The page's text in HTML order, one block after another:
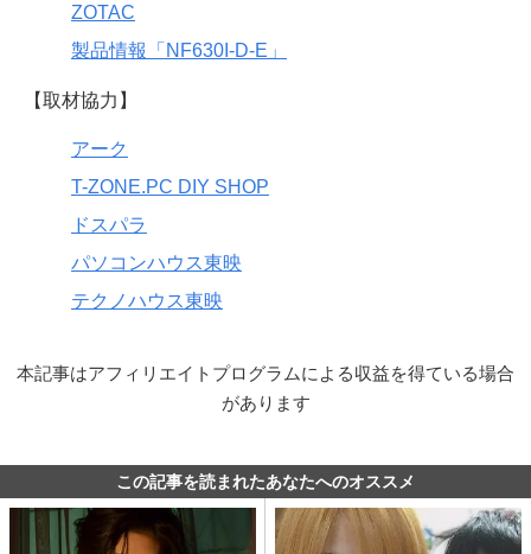
ZOTAC
製品情報「NF630I-D-E」
【取材協力】
アーク
T-ZONE.PC DIY SHOP
ドスパラ
パソコンハウス東映
テクノハウス東映
本記事はアフィリエイトプログラムによる収益を得ている場合
があります
この記事を読まれたあなたへのオススメ